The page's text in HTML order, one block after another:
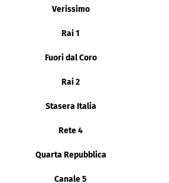
Verissimo
Rai 1
Fuori dal Coro
Rai 2
Stasera Italia
Rete 4
Quarta Repubblica
Canale 5